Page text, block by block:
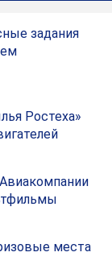
задания
Ростеха»
места